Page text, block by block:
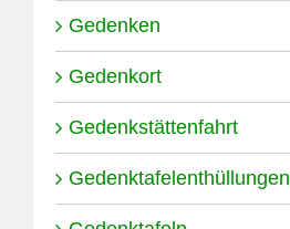
Gedenken
Gedenkort
Gedenkstättenfahrt
Gedenktafelenthüllungen